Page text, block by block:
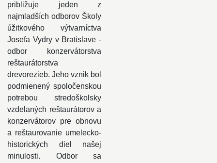
približuje jeden z
najmladších odborov Školy
úžitkového výtvarníctva
Josefa Vydry v Bratislave -
odbor konzervátorstva
reštaurátorstva
drevorezieb. Jeho vznik bol
podmienený spoločenskou
potrebou stredoškolsky
vzdelaných reštaurátorov a
konzervátorov pre obnovu
a reštaurovanie umelecko-
historických diel našej
minulosti. Odbor sa